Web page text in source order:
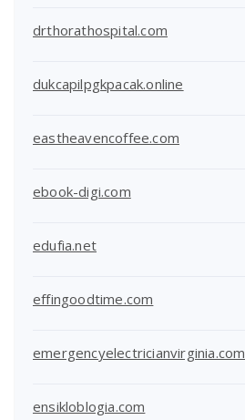
drthorathospital.com
dukcapilpgkpacak.online
eastheavencoffee.com
ebook-digi.com
edufia.net
effingoodtime.com
emergencyelectricianvirginia.com
ensikloblogia.com